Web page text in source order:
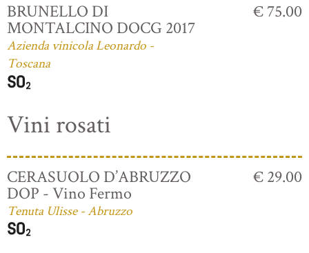
BRUNELLO DI
MONTALCINO DOCG 2017
Azienda vinicola Leonardo -
Toscana
€ 75.00
Vini rosati
CERASUOLO D’ABRUZZO
DOP - Vino Fermo
Tenuta Ulisse - Abruzzo
€ 29.00